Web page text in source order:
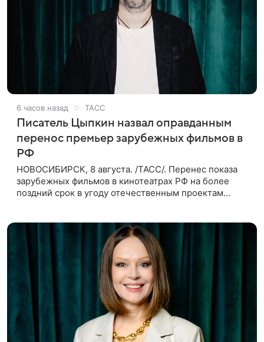
6 часов назад ТАСС
Писатель Цыпкин назвал оправданным
перенос премьер зарубежных фильмов в
РФ
НОВОСИБИРСК, 8 августа. /ТАСС/. Перенес показа
зарубежных фильмов в кинотеатрах РФ на более
поздний срок в угоду отечественным проектам